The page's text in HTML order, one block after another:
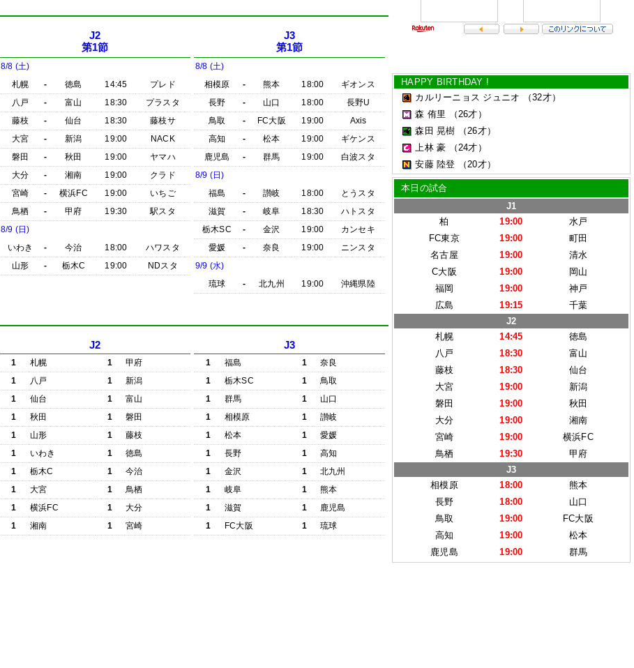
J2
第1節
8/8 (土)
札幌
- 徳島 14:45
プレド
八戸
- 富山 18:30
プラスタ
藤枝
- 仙台 18:30
藤枝サ
大宮
- 新潟 19:00
NACK
磐田
- 秋田 19:00
ヤマハ
大分
- 湘南 19:00
クラド
宮崎
- 横浜FC 19:00
いちご
鳥栖
- 甲府 19:30
駅スタ
8/9 (日)
いわき
- 今治 18:00
ハワスタ
山形
- 栃木C 19:00 NDスタ
J3
第1節
8/8 (土)
相模原
- 熊本 18:00
ギオンス
長野
- 山口 18:00
長野U
鳥取
- FC大阪 19:00
Axis
高知
- 松本 19:00
ギケンス
鹿児島
- 群馬 19:00
白波スタ
8/9 (日)
福島
- 讃岐 18:00
とうスタ
滋賀
- 岐阜 18:30
ハトスタ
栃木SC
- 金沢 19:00
カンセキ
愛媛
- 奈良 19:00
ニンスタ
9/9 (水)
琉球
- 北九州 19:00 沖縄県陸
J2
1 札幌 1
甲府
1
八戸 1
新潟
1
仙台 1
富山
1
秋田 1
磐田
1
山形 1
藤枝
1
いわき 1
徳島
1
栃木C 1
今治
1
大宮 1
鳥栖
1
横浜FC 1
大分
1
湘南 1 宮崎
J3
1 福島 1
奈良
1
栃木SC 1
鳥取
1
群馬 1
山口
1
相模原 1
讃岐
1
松本 1
愛媛
1
長野 1
高知
1
金沢 1
北九州
1
岐阜 1
熊本
1
滋賀 1
鹿児島
1
FC大阪 1 琉球
HAPPY BIRTHDAY !
カルリーニョス ジュニオ
（32才）
森 侑里
（26才）
森田 晃樹
（26才）
上林 豪
（24才）
安藤 陸登
（20才）
本日の試合
J1
柏
19:00
水戸
FC東京
19:00
町田
名古屋
19:00
清水
C大阪
19:00
岡山
福岡
19:00
神戸
広島
19:15
千葉
J2
札幌
14:45
徳島
八戸
18:30
富山
藤枝
18:30
仙台
大宮
19:00
新潟
磐田
19:00
秋田
大分
19:00
湘南
宮崎
19:00
横浜FC
鳥栖
19:30
甲府
J3
相模原
18:00
熊本
長野
18:00
山口
鳥取
19:00
FC大阪
高知
19:00
松本
鹿児島
19:00 群馬